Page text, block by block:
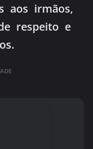
aos irmãos,
respeito e